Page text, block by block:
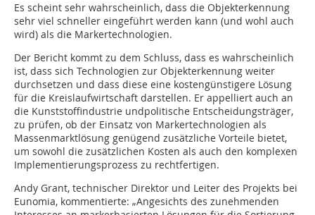
Es scheint sehr wahrscheinlich, dass die Objekterkennung
sehr viel schneller eingeführt werden kann (und wohl auch
wird) als die Markertechnologien.
Der Bericht kommt zu dem Schluss, dass es wahrscheinlich
ist, dass sich Technologien zur Objekterkennung weiter
durchsetzen und dass diese eine kostengünstigere Lösung
für die Kreislaufwirtschaft darstellen. Er appelliert auch an
die Kunststoffindustrie undpolitische Entscheidungsträger,
zu prüfen, ob der Einsatz von Markertechnologien als
Massenmarktlösung genügend zusätzliche Vorteile bietet,
um sowohl die zusätzlichen Kosten als auch den komplexen
Implementierungsprozess zu rechtfertigen.
Andy Grant, technischer Direktor und Leiter des Projekts bei
Eunomia, kommentierte: „Angesichts des zunehmenden